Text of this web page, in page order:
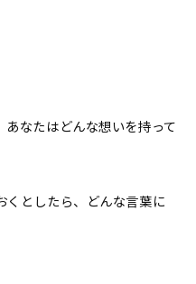
あなたはどんな想いを持って
くとしたら、どんな言葉に